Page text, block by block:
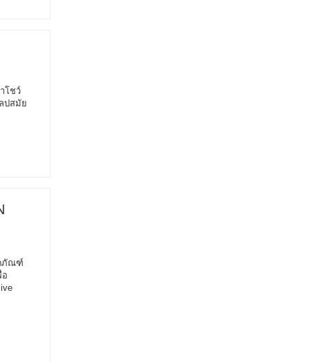
โชว์
ปสมัย
ตภัณฑ์
อ